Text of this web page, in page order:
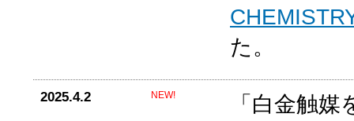
た。
2025.4.2 NEW!
「白金触